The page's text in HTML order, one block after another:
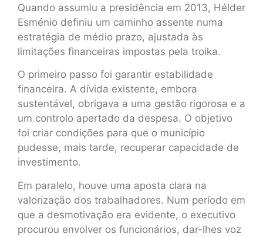
Quando assumiu a presidência em 2013, Hélder
Esménio definiu um caminho assente numa
estratégia de médio prazo, ajustada às
limitações financeiras impostas pela troika.
O primeiro passo foi garantir estabilidade
financeira. A dívida existente, embora
sustentável, obrigava a uma gestão rigorosa e a
um controlo apertado da despesa. O objetivo
foi criar condições para que o município
pudesse, mais tarde, recuperar capacidade de
investimento.
Em paralelo, houve uma aposta clara na
valorização dos trabalhadores. Num período em
que a desmotivação era evidente, o executivo
procurou envolver os funcionários, dar-lhes voz